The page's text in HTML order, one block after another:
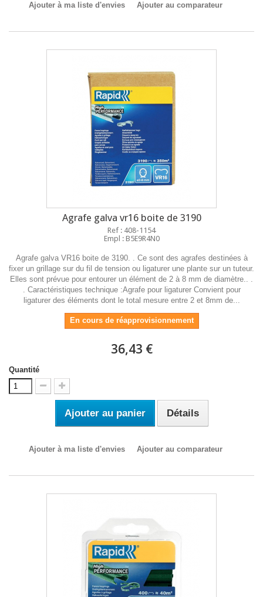
Ajouter à ma liste d'envies Ajouter au comparateur
Agrafe galva vr16 boite de 3190
Ref : 408-1154
Empl : B5E9R4N0
Agrafe galva VR16 boite de 3190. . Ce sont des agrafes destinées à
fixer un grillage sur du fil de tension ou ligaturer une plante sur un tuteur.
Elles sont prévue pour entourer un élément de 2 à 8 mm de diamètre.. .
. Caractéristiques technique :Agrafe pour ligaturer Convient pour
ligaturer des éléments dont le total mesure entre 2 et 8mm de...
En cours de réapprovisionnement
36,43 €
Quantité
Ajouter au panier Détails
Ajouter à ma liste d'envies Ajouter au comparateur